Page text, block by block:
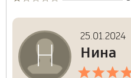
Укажите ваше имя, или
Н 25.01.2024
Нина